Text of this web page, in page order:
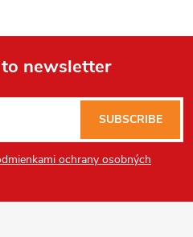
newsletter
ochrany osobných
SUBSCRIBE